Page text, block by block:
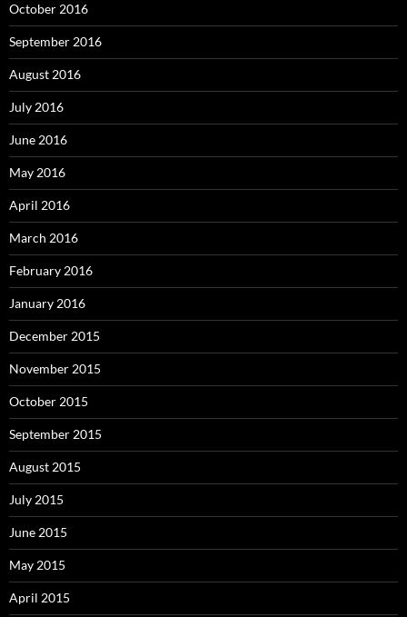
October 2016
September 2016
August 2016
July 2016
June 2016
May 2016
April 2016
March 2016
February 2016
January 2016
December 2015
November 2015
October 2015
September 2015
August 2015
July 2015
June 2015
May 2015
April 2015